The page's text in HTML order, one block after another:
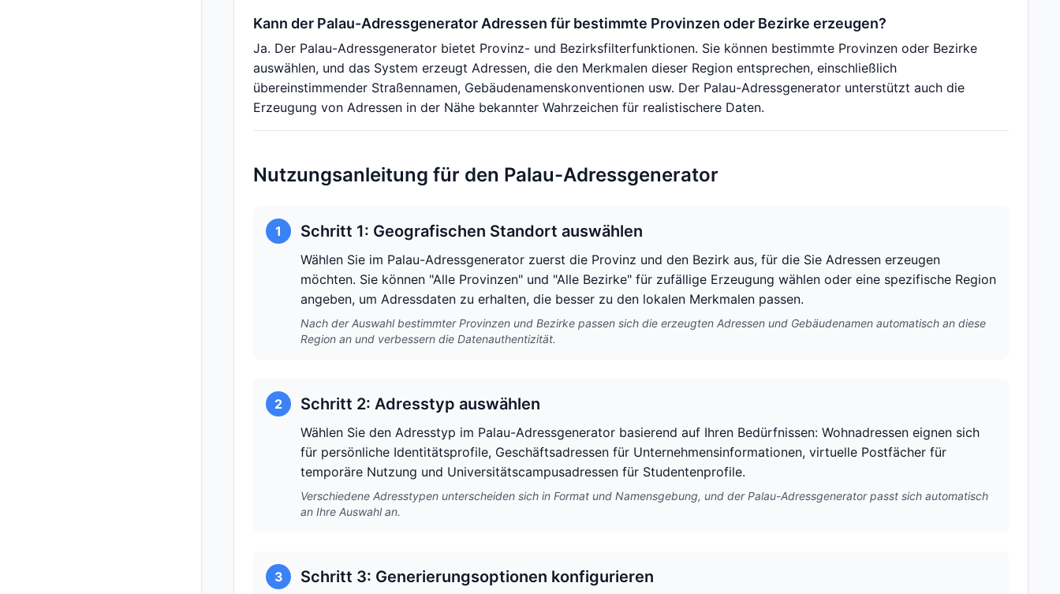
Kann der Palau-Adressgenerator Adressen für bestimmte Provinzen oder Bezirke erzeugen?
Ja. Der Palau-Adressgenerator bietet Provinz- und Bezirksfilterfunktionen. Sie können bestimmte Provinzen oder Bezirke
auswählen, und das System erzeugt Adressen, die den Merkmalen dieser Region entsprechen, einschließlich
übereinstimmender Straßennamen, Gebäudenamenskonventionen usw. Der Palau-Adressgenerator unterstützt auch die
Erzeugung von Adressen in der Nähe bekannter Wahrzeichen für realistischere Daten.
Nutzungsanleitung für den Palau-Adressgenerator
1 Schritt 1: Geografischen Standort auswählen
Wählen Sie im Palau-Adressgenerator zuerst die Provinz und den Bezirk aus, für die Sie Adressen erzeugen
möchten. Sie können "Alle Provinzen" und "Alle Bezirke" für zufällige Erzeugung wählen oder eine spezifische Region
angeben, um Adressdaten zu erhalten, die besser zu den lokalen Merkmalen passen.
Nach der Auswahl bestimmter Provinzen und Bezirke passen sich die erzeugten Adressen und Gebäudenamen automatisch an diese
Region an und verbessern die Datenauthentizität.
2 Schritt 2: Adresstyp auswählen
Wählen Sie den Adresstyp im Palau-Adressgenerator basierend auf Ihren Bedürfnissen: Wohnadressen eignen sich
für persönliche Identitätsprofile, Geschäftsadressen für Unternehmensinformationen, virtuelle Postfächer für
temporäre Nutzung und Universitätscampusadressen für Studentenprofile.
Verschiedene Adresstypen unterscheiden sich in Format und Namensgebung, und der Palau-Adressgenerator passt sich automatisch
an Ihre Auswahl an.
3 Schritt 3: Generierungsoptionen konfigurieren